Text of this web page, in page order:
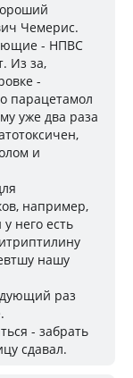
Чемерис.
- НПВС
Из за,
-
парацетамол
уже два раза
и
например,
него есть
нашу
раз
- забрать
сдавал.